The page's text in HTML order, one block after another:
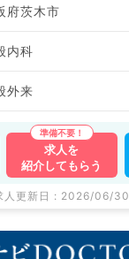
府茨木市
内科
外来
求人を
紹介してもらう
人更新日 : 2026/06/30